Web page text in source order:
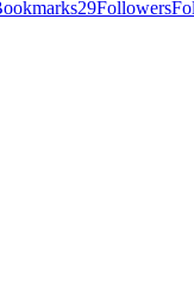
29Followers